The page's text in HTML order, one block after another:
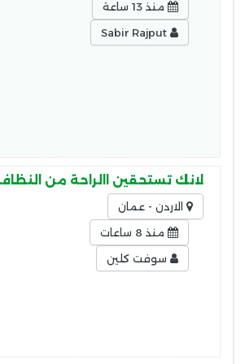
منذ 13 ساعة
لانك تستحقين االراحة من
الاردن - عمان
منذ 8 ساعات
سوفت كلين